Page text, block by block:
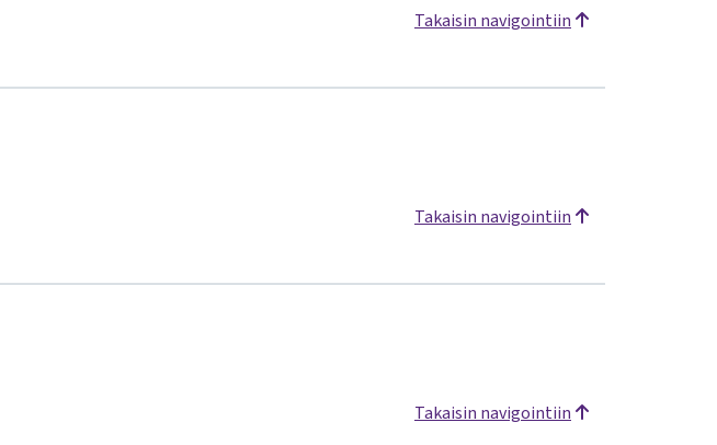
Takaisin navigointiin
Takaisin navigointiin
Takaisin navigointiin